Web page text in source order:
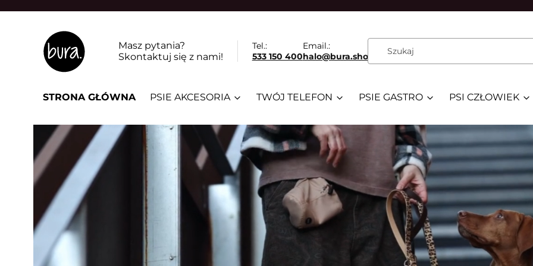
Masz pytania?
Skontaktuj się z nami!
Tel.:
533 150 400
Email.:
halo@bura.shop
STRONA GŁÓWNA PSIE AKCESORIA TWÓJ TELEFON PSIE GASTRO PSI CZŁOWIEK